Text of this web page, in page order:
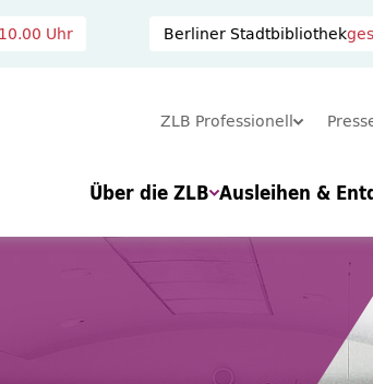
Uhr Berliner Stadtbibliothek
ZLB Professionell
Über die ZLB Ausleihen &